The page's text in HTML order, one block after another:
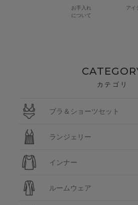
お手入れ
について
アイ
カテゴリ
ブラ＆ショーツセット
ランジェリー
インナー
ルームウェア